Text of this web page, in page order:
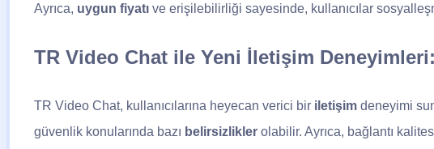
Ayrıca, uygun fiyatı ve erişilebilirliği sayesinde, kullanıcılar
TR Video Chat ile Yeni İletişim
TR Video Chat, kullanıcılarına heyecan verici bir iletişim deneyimi
güvenlik konularında bazı belirsizlikler olabilir. Ayrıca, bağlantı